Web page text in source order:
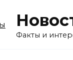
Факты и